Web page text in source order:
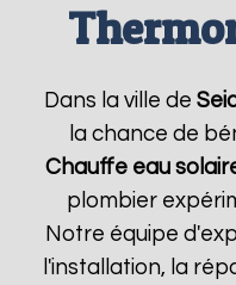
Dans la ville de
la chance de
Chauffe eau
plombier
Notre équipe
l'installation, la